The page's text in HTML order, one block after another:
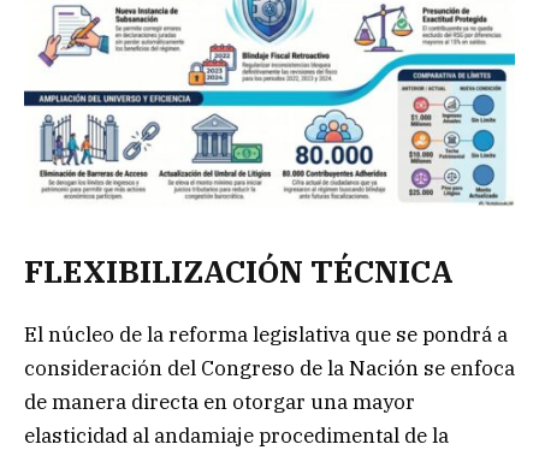
FLEXIBILIZACIÓN TÉCNICA
El núcleo de la reforma legislativa que se pondrá a
consideración del Congreso de la Nación se enfoca
de manera directa en otorgar una mayor
elasticidad al andamiaje procedimental de la